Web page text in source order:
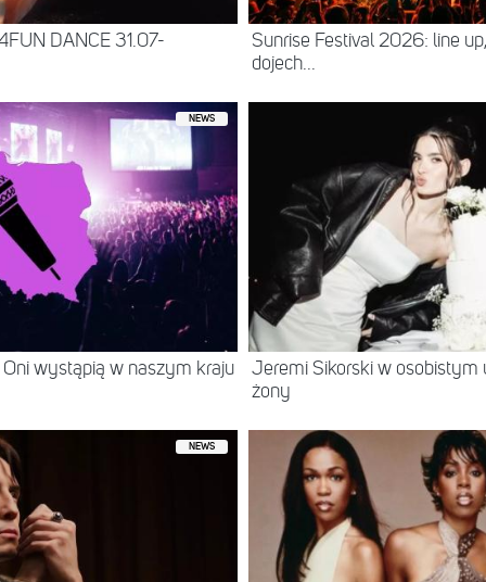
DANCE 31.07-
Sunrise Festival 2026: line
dojech...
NEWS
wystąpią w naszym kraju
Jeremi Sikorski w osobistym
żony
NEWS